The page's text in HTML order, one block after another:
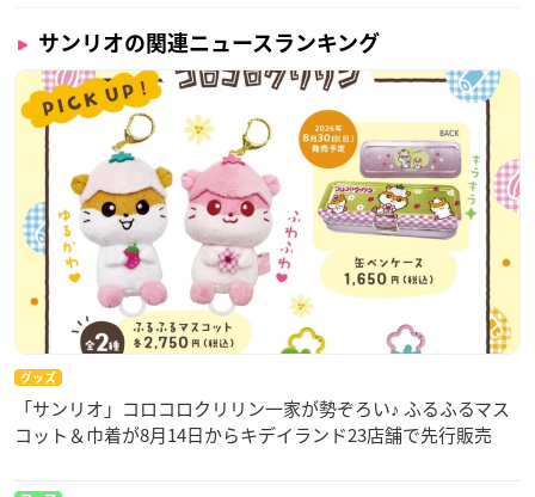
サンリオの関連ニュースランキング
グッズ
「サンリオ」コロコロクリリン一家が勢ぞろい♪ ふるふるマス
コット＆巾着が8月14日からキデイランド23店舗で先行販売